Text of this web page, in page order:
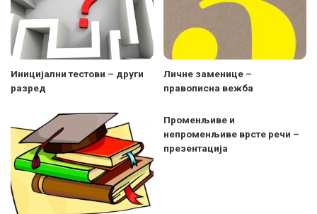
Иницијални тестови – други
разред
Личне заменице –
правописна вежба
Променљиве и
непроменљиве врсте речи –
презентација